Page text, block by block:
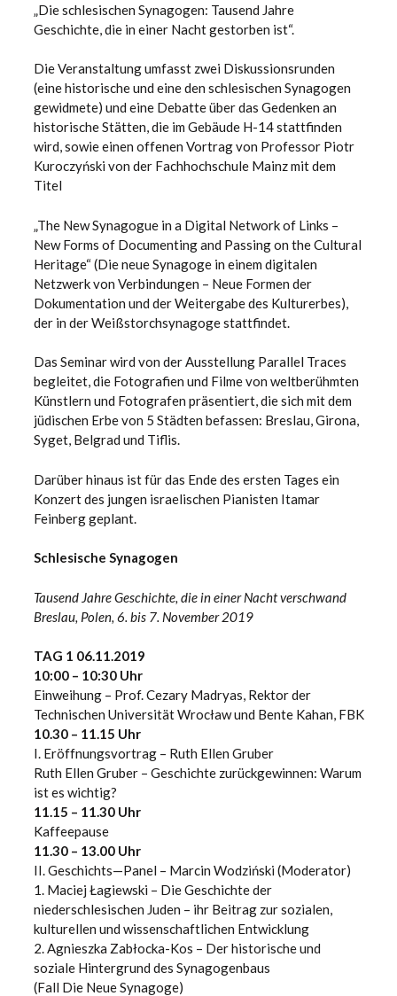
„Die schlesischen Synagogen: Tausend Jahre
Geschichte, die in einer Nacht gestorben ist“.
Die Veranstaltung umfasst zwei Diskussionsrunden
(eine historische und eine den schlesischen Synagogen
gewidmete) und eine Debatte über das Gedenken an
historische Stätten, die im Gebäude H-14 stattfinden
wird, sowie einen offenen Vortrag von Professor Piotr
Kuroczyński von der Fachhochschule Mainz mit dem
Titel
„The New Synagogue in a Digital Network of Links –
New Forms of Documenting and Passing on the Cultural
Heritage“ (Die neue Synagoge in einem digitalen
Netzwerk von Verbindungen – Neue Formen der
Dokumentation und der Weitergabe des Kulturerbes),
der in der Weißstorchsynagoge stattfindet.
Das Seminar wird von der Ausstellung Parallel Traces
begleitet, die Fotografien und Filme von weltberühmten
Künstlern und Fotografen präsentiert, die sich mit dem
jüdischen Erbe von 5 Städten befassen: Breslau, Girona,
Syget, Belgrad und Tiflis.
Darüber hinaus ist für das Ende des ersten Tages ein
Konzert des jungen israelischen Pianisten Itamar
Feinberg geplant.
Schlesische Synagogen
Tausend Jahre Geschichte, die in einer Nacht verschwand
Breslau, Polen, 6. bis 7. November 2019
TAG 1 06.11.2019
10:00 – 10:30 Uhr
Einweihung – Prof. Cezary Madryas, Rektor der
Technischen Universität Wrocław und Bente Kahan, FBK
10.30 – 11.15 Uhr
I. Eröffnungsvortrag – Ruth Ellen Gruber
Ruth Ellen Gruber – Geschichte zurückgewinnen: Warum
ist es wichtig?
11.15 – 11.30 Uhr
Kaffeepause
11.30 – 13.00 Uhr
II. Geschichts—Panel – Marcin Wodziński (Moderator)
1. Maciej Łagiewski – Die Geschichte der
niederschlesischen Juden – ihr Beitrag zur sozialen,
kulturellen und wissenschaftlichen Entwicklung
2. Agnieszka Zabłocka-Kos – Der historische und
soziale Hintergrund des Synagogenbaus
(Fall Die Neue Synagoge)